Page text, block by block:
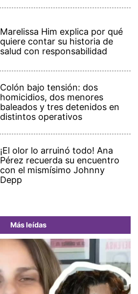
Marelissa Him explica por qué
quiere contar su historia de
salud con responsabilidad
Colón bajo tensión: dos
homicidios, dos menores
baleados y tres detenidos en
distintos operativos
¡El olor lo arruinó todo! Ana
Pérez recuerda su encuentro
con el mismísimo Johnny
Depp
Más leídas